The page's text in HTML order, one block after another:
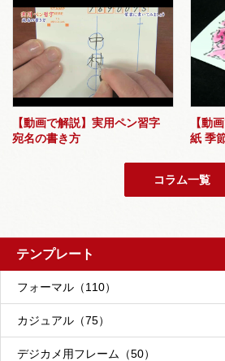
【動画で解説】実用ペン習字
宛名の書き方
【動
紙 季
コラム一覧
テンプレート
フォーマル（110）
カジュアル（75）
デジカメ用フレーム（50）